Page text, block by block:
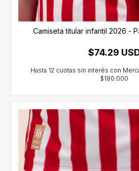
Camiseta titular infantil 2026 -
$74.29